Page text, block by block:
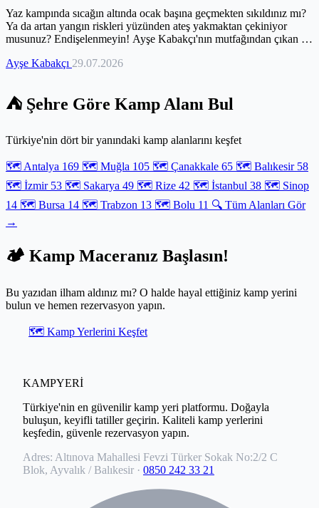
Yaz kampında sıcağın altında ocak başına geçmekten sıkıldınız mı?
Ya da artan yangın riskleri yüzünden ateş yakmaktan çekiniyor
musunuz? Endişelenmeyin! Ayşe Kabakçı'nın mutfağından çıkan bu
karnınızı şenlendireceksiniz. Ateşsiz veya minimum ısı gerektiren
bulacaksınız. Doğru ekipmanlardan yiyecek saklama hilelerine,
anneannenizden kalma püf noktalarına kadar her detayı keşfederken,
günlerinde enerjinizi taze tutacak lezzetler için doğru yerdesiniz.
Ayşe Kabakçı 29.07.2026
⛺ Şehre Göre Kamp Alanı Bul
Türkiye'nin dört bir yanındaki kamp alanlarını keşfet
🗺️ Antalya 169 🗺️ Muğla 105 🗺️ Çanakkale 65 🗺️ Balıkesir 58
🗺️ İzmir 53 🗺️ Sakarya 49 🗺️ Rize 42 🗺️ İstanbul 38 🗺️ Sinop
14 🗺️ Bursa 14 🗺️ Trabzon 13 🗺️ Bolu 11 🔍 Tüm Alanları Gör
→
🏕️ Kamp Maceranız Başlasın!
Bu yazıdan ilham aldınız mı? O halde hayal ettiğiniz kamp yerini
bulun ve hemen rezervasyon yapın.
🗺️ Kamp Yerlerini Keşfet
KAMPYERİ
Türkiye'nin en güvenilir kamp yeri platformu. Doğayla
buluşun, keyifli tatiller geçirin. Kaliteli kamp yerlerini
keşfedin, güvenle rezervasyon yapın.
Adres: Altınova Mahallesi Fevzi Türker Sokak No:2/2 C
Blok, Ayvalık / Balıkesir · 0850 242 33 21